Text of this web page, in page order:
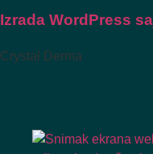
Izrada WordPress
Crystal Derma